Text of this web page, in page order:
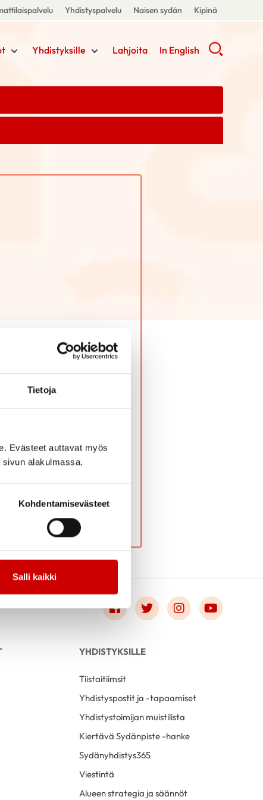
Tietoja
Evästeet auttavat myös
alakulmassa.
Kohdentamisevästeet
Salli kaikki
Yhdistyspalvelu Naisen sydän Kipinä
Yhdistyksille Lahjoita In English
Link to facebook
Link to twitter
Link to Link to
YHDISTYKSILLE
Tiistaitiimsit
Yhdistyspostit ja -tapaamiset
Yhdistystoimijan muistilista
Kiertävä Sydänpiste -hanke
Sydänyhdistys365
Viestintä
Alueen strategia ja säännöt